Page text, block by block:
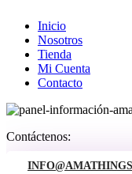
Inicio
Nosotros
Tienda
Mi Cuenta
Contacto
Contáctenos: